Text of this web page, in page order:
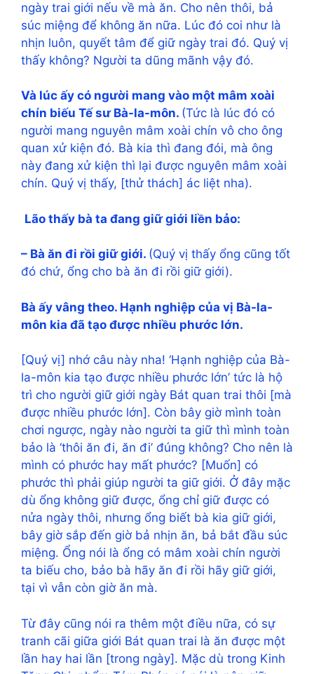
ngày trai giới nếu về mà ăn. Cho nên thôi, bả
súc miệng để không ăn nữa. Lúc đó coi như là
nhịn luôn, quyết tâm để giữ ngày trai đó. Quý vị
thấy không? Người ta dũng mãnh vậy đó.
Và lúc ấy có người mang vào một mâm xoài
chín biếu Tế sư Bà-la-môn. (Tức là lúc đó có
người mang nguyên mâm xoài chín vô cho ông
quan xử kiện đó. Bà kia thì đang đói, mà ông
này đang xử kiện thì lại được nguyên mâm xoài
chín. Quý vị thấy, [thử thách] ác liệt nha).
Lão thấy bà ta đang giữ giới liền bảo:
– Bà ăn đi rồi giữ giới. (Quý vị thấy ổng cũng tốt
đó chứ, ổng cho bà ăn đi rồi giữ giới).
Bà ấy vâng theo. Hạnh nghiệp của vị Bà-la-
môn kia đã tạo được nhiều phước lớn.
[Quý vị] nhớ câu này nha! ‘Hạnh nghiệp của Bà-
la-môn kia tạo được nhiều phước lớn’ tức là hộ
trì cho người giữ giới ngày Bát quan trai thôi [mà
được nhiều phước lớn]. Còn bây giờ mình toàn
chơi ngược, ngày nào người ta giữ thì mình toàn
bảo là ‘thôi ăn đi, ăn đi’ đúng không? Cho nên là
mình có phước hay mất phước? [Muốn] có
phước thì phải giúp người ta giữ giới. Ở đây mặc
dù ổng không giữ được, ổng chỉ giữ được có
nửa ngày thôi, nhưng ổng biết bà kia giữ giới,
bây giờ sắp đến giờ bả nhịn ăn, bả bắt đầu súc
miệng. Ổng nói là ổng có mâm xoài chín người
ta biếu cho, bảo bà hãy ăn đi rồi hãy giữ giới,
tại vì vẫn còn giờ ăn mà.
Từ đây cũng nói ra thêm một điều nữa, có sự
tranh cãi giữa giới Bát quan trai là ăn được một
lần hay hai lần [trong ngày]. Mặc dù trong Kinh